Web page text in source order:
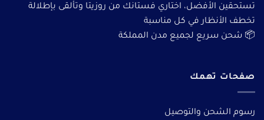
تستحقين الأفضل، اختاري فستانك من روزيتا وتألقى بإطلالة
تخطف الأنظار في كل مناسبة
📦 شحن سريع لجميع مدن المملكة
صفحات تهمك
رسوم الشحن والتوصيل